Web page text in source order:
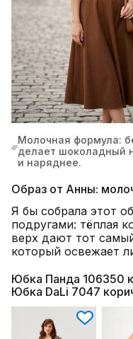
Молочная формула:
делает шоколадный
и наряднее.
Образ от Анны:
Я бы собрала этот
подругами: тёплая
верх дают тот
который освежает
Юбка Панда 106350
Юбка DaLi 7047